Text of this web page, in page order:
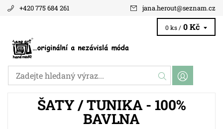
+420 775 684 261 jana.herout@seznam.cz
0 ks / 0 Kč
ŠATY / TUNIKA - 100%
BAVLNA